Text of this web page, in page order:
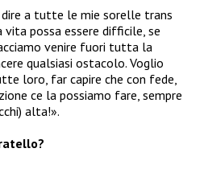
a tutte le mie sorelle trans
possa essere difficile, se
venire fuori tutta la
qualsiasi ostacolo. Voglio
loro, far capire che con fede,
ce la possiamo fare, sempre
alta!».